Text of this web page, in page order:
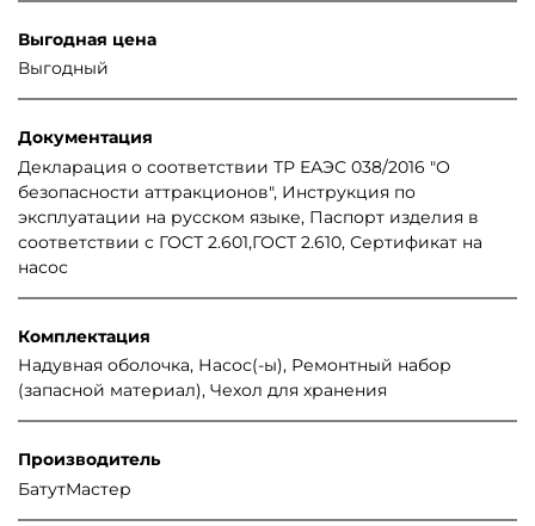
Выгодная цена
Выгодный
Документация
Декларация о соответствии ТР ЕАЭС 038/2016 "О
безопасности аттракционов", Инструкция по
эксплуатации на русском языке, Паспорт изделия в
соответствии с ГОСТ 2.601,ГОСТ 2.610, Сертификат на
насос
Комплектация
Надувная оболочка, Насос(-ы), Ремонтный набор
(запасной материал), Чехол для хранения
Производитель
БатутМастер